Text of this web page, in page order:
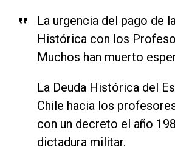
La urgencia del pago de
Histórica con los
Muchos han muerto
La Deuda Histórica del
Chile hacia los
con un decreto el año
dictadura militar.